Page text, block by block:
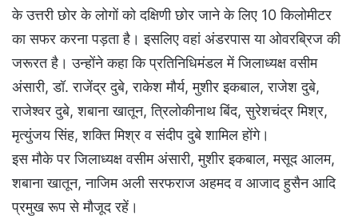
के उत्तरी छोर के लोगों को दक्षिणी छोर जाने के लिए 10 किलोमीटर
का सफर करना पड़ता है। इसलिए वहां अंडरपास या ओवरब्रिज की
जरूरत है। उन्होंने कहा कि प्रतिनिधिमंडल में जिलाध्यक्ष वसीम
अंसारी, डॉ. राजेंद्र दुबे, राकेश मौर्य, मुशीर इकबाल, राजेश दुबे,
राजेश्वर दुबे, शबाना खातून, त्रिलोकीनाथ बिंद, सुरेशचंद्र मिश्र,
मृत्युंजय सिंह, शक्ति मिश्र व संदीप दुबे शामिल होंगे।
इस मौके पर जिलाध्यक्ष वसीम अंसारी, मुशीर इकबाल, मसूद आलम,
शबाना खातून, नाजिम अली सरफराज अहमद व आजाद हुसैन आदि
प्रमुख रूप से मौजूद रहें।